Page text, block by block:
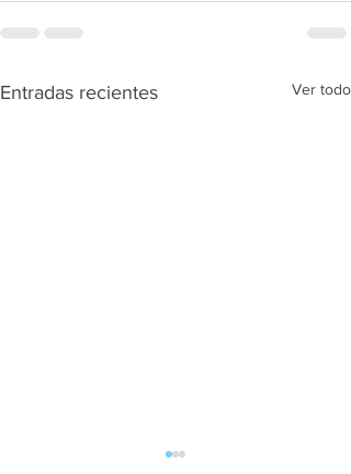
Entradas recientes Ver todo